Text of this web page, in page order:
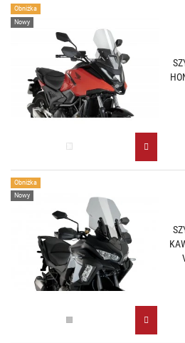
Przezroczysty (W)
Obniżka
Nowy
Lekko przyciemniany (H)
Obniżka
Nowy